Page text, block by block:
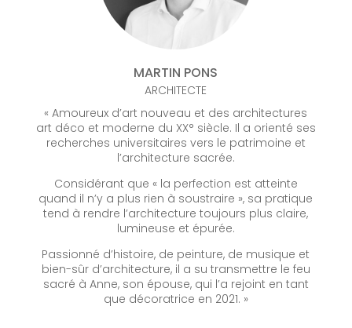
MARTIN PONS
ARCHITECTE
« Amoureux d’art nouveau et des architectures
art déco et moderne du XX° siècle. Il a orienté ses
recherches universitaires vers le patrimoine et
l’architecture sacrée.
Considérant que « la perfection est atteinte
quand il n’y a plus rien à soustraire », sa pratique
tend à rendre l’architecture toujours plus claire,
lumineuse et épurée.
Passionné d’histoire, de peinture, de musique et
bien-sûr d’architecture, il a su transmettre le feu
sacré à Anne, son épouse, qui l’a rejoint en tant
que décoratrice en 2021. »